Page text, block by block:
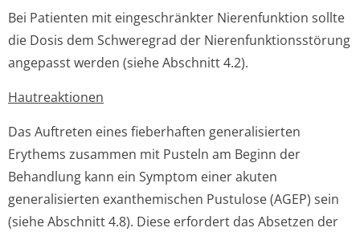
Bei Patienten mit eingeschränkter Nierenfunktion sollte
die Dosis dem Schweregrad der Nierenfunktion­sstörung
angepasst werden (siehe Abschnitt 4.2).
Hautreaktionen
Das Auftreten eines fieberhaften generalisierten
Erythems zusammen mit Pusteln am Beginn der
Behandlung kann ein Symptom einer akuten
generalisierten exanthemischen Pustulose (AGEP) sein
(siehe Abschnitt 4.8). Diese erfordert das Absetzen der